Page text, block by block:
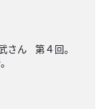
さん 第４回。